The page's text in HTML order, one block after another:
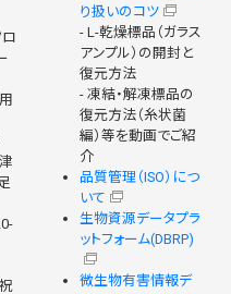
ロ
り扱いのコツ
- L-乾燥標品（ガラス
アンプル）の開封と
復元方法
- 凍結・解凍標品の
復元方法（糸状菌
編）等を動画でご紹
介
品質管理（ISO）につ
いて
生物資源データプラ
ットフォーム(DBRP)
微生物有害情報デ